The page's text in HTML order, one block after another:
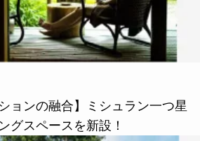
ョンの融合】ミシュラン一つ星
グスペースを新設！